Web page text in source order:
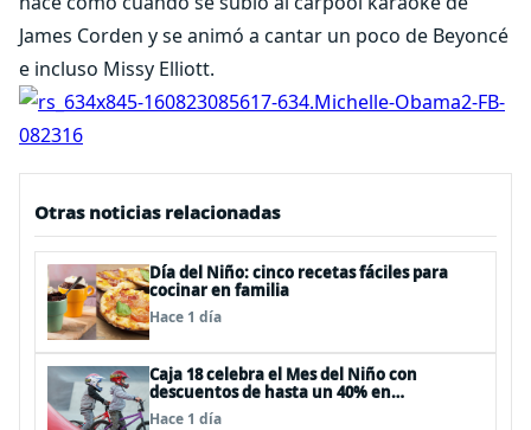
James Corden y se animó a cantar un poco de Beyoncé
e incluso Missy Elliott.
Otras noticias relacionadas
Día del Niño: cinco recetas fáciles para
cocinar en familia
Hace 1 día
Caja 18 celebra el Mes del Niño con
descuentos de hasta un 40% en
panoramas, cine, shows y streaming
Hace 1 día